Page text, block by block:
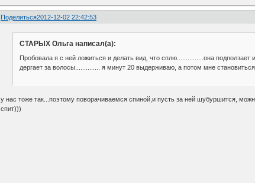
Поделиться2012-12-02 22:42:53
СТАРЫХ Ольга написал(а):
Пробовала я с ней ложиться и делать вид, что сплю...............она
дергает за волосы.............. я минут 20 выдерживаю, а потом мне
у нас тоже так...поэтому поворачиваемся спиной,и пусть за ней шубуршится,
спит)))